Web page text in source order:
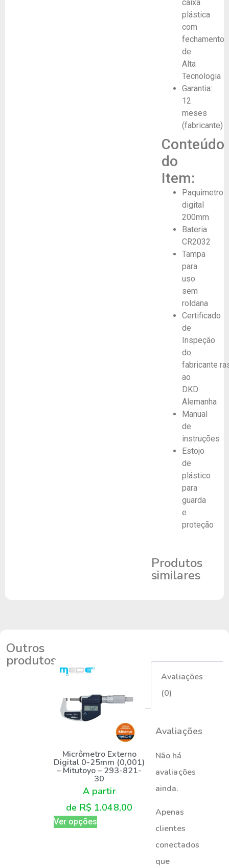
caixa
plástica
com
fechamento
de
Alta
Tecnologia
Garantia:
12
meses
(fabricante)
Conteúdo
do
Item:
Paquimetro
digital
200mm
Bateria
CR2032
Tampa
para
uso
sem
roldana
Certificado
de
Inspeção
do
fabricante
ao
DKD
Alemanha
Manual
de
instruções
Estojo
de
plástico
para
guarda
e
proteção
Produtos
similares
Outros
produtos
Micrômetro Externo
Digital 0-25mm (0,001)
– Mitutoyo – 293-821-
30
A partir
de R$ 1.048,00
Ver opções
Avaliações
(0)
Avaliações
Não há
avaliações
ainda.
Apenas
clientes
conectados
que